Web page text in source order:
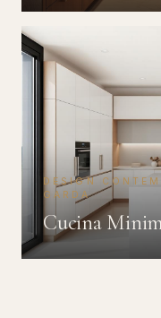
DESIGN
GARDA
Cucina